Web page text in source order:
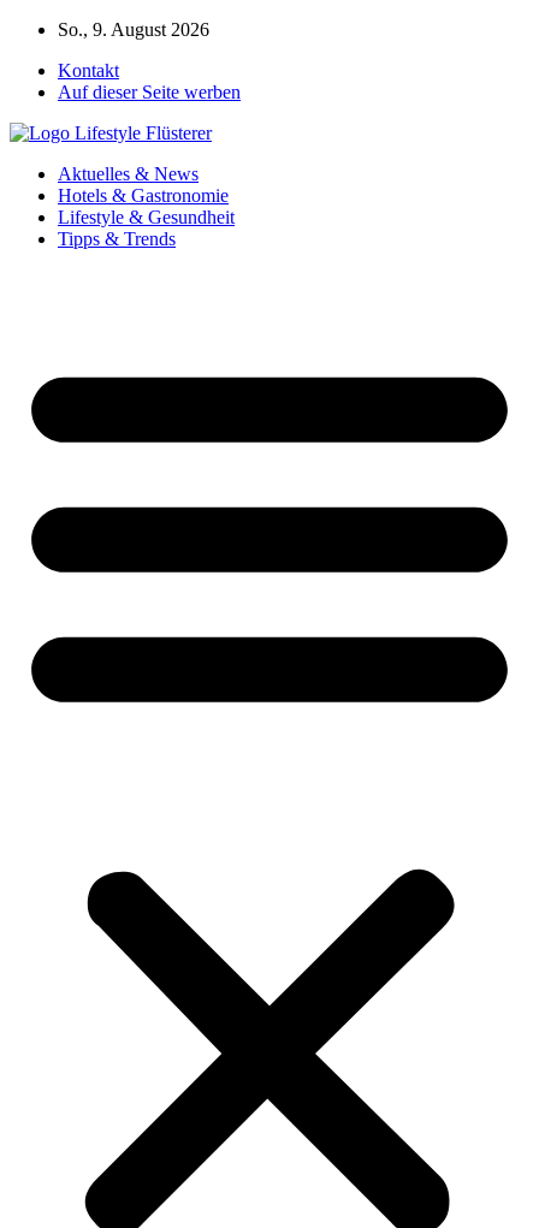
Zum
springen
So., 9. August 2026
Kontakt
Auf dieser Seite werben
Aktuelles & News
Hotels & Gastronomie
Lifestyle & Gesundheit
Tipps & Trends